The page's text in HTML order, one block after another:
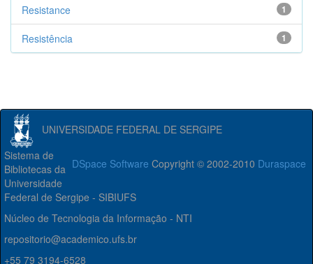
1
Resistance
1
Resistência
UNIVERSIDADE FEDERAL DE SERGIPE
DSpace Software Copyright © 2002-2010 Duraspace
Sistema de
Bibliotecas da
Universidade
Federal de Sergipe - SIBIUFS
Núcleo de Tecnologia da Informação - NTI
repositorio@academico.ufs.br
+55 79 3194-6528